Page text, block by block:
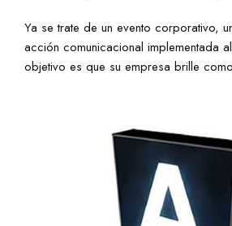
Ya se trate de un evento corporativo,
acción comunicacional implementada
objetivo es que su empresa brille